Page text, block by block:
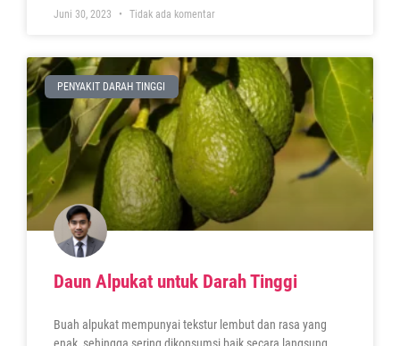
Juni 30, 2023 Tidak ada komentar
PENYAKIT DARAH TINGGI
Daun Alpukat untuk Darah Tinggi
Buah alpukat mempunyai tekstur lembut dan rasa yang
enak, sehingga sering dikonsumsi baik secara langsung